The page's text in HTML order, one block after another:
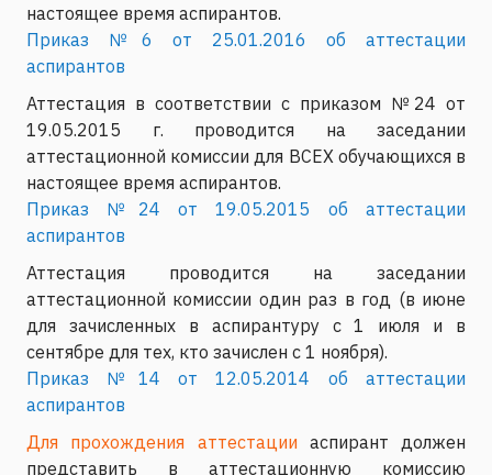
настоящее время аспирантов.
Приказ №6 от 25.01.2016 об аттестации
аспирантов
Аттестация в соответствии с приказом №24 от
19.05.2015 г. проводится на заседании
аттестационной комиссии для ВСЕХ обучающихся в
настоящее время аспирантов.
Приказ №24 от 19.05.2015 об аттестации
аспирантов
Аттестация проводится на заседании
аттестационной комиссии один раз в год (в июне
для зачисленных в аспирантуру с 1 июля и в
сентябре для тех, кто зачислен с 1 ноября).
Приказ №14 от 12.05.2014 об аттестации
аспирантов
Для прохождения аттестации аспирант должен
представить в аттестационную комиссию